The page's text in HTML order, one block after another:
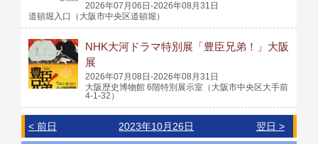
2026年07月06日-2026年08月31日
道頓堀入口（大阪市中央区道頓堀）
NHK大河ドラマ特別展「豊臣兄弟！」大阪
展
2026年07月08日-2026年08月31日
大阪歴史博物館 6階特別展示室（大阪市中央区大手前
4-1-32）
< 前日 2023年10月26日 翌日 >